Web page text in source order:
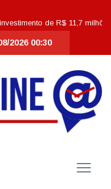
de R$ 11,7 milhões,
2026 00:30